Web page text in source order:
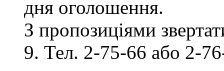
дня оголошення.
З пропозиціями
9. Тел. 2-75-66 або 2-